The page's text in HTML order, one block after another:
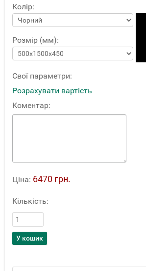
Колір:
Розмір (мм):
Свої параметри:
Розрахувати вартість
Коментар:
Ціна: 6470 грн.
Кількість: